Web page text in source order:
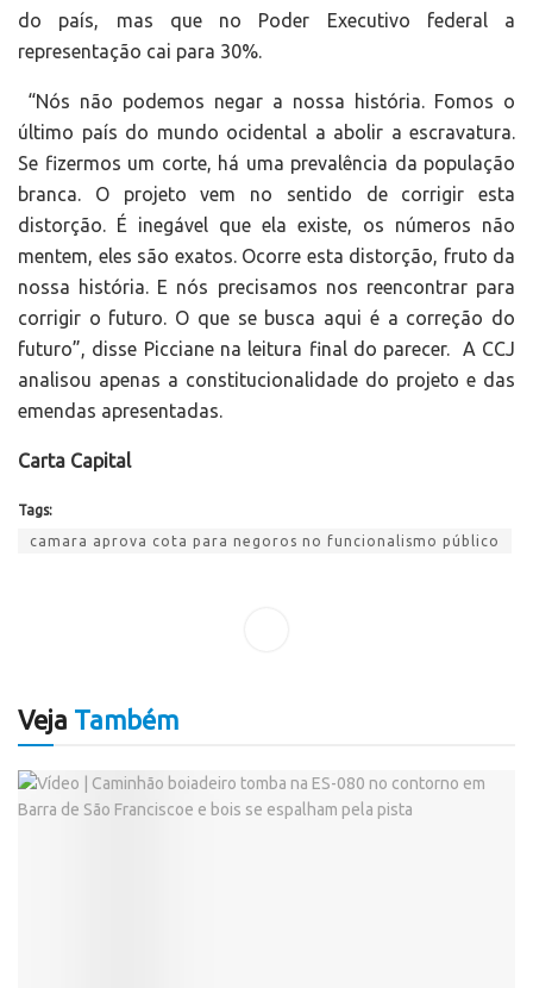
do país, mas que no Poder Executivo federal a
representação cai para 30%.
“Nós não podemos negar a nossa história. Fomos o
último país do mundo ocidental a abolir a escravatura.
Se fizermos um corte, há uma prevalência da população
branca. O projeto vem no sentido de corrigir esta
distorção. É inegável que ela existe, os números não
mentem, eles são exatos. Ocorre esta distorção, fruto da
nossa história. E nós precisamos nos reencontrar para
corrigir o futuro. O que se busca aqui é a correção do
futuro”, disse Picciane na leitura final do parecer. A CCJ
analisou apenas a constitucionalidade do projeto e das
emendas apresentadas.
Carta Capital
Tags:
camara aprova cota para negoros no funcionalismo público
Veja Também